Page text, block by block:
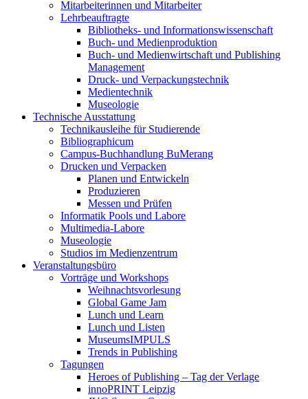
Mitarbeiterinnen und Mitarbeiter
Lehrbeauftragte
Bibliotheks- und Informationswissenschaft
Buch- und Medienproduktion
Buch- und Medienwirtschaft und Publishing
Management
Druck- und Verpackungstechnik
Medientechnik
Museologie
Technische Ausstattung
Technikausleihe für Studierende
Bibliographicum
Campus-Buchhandlung BuMerang
Drucken und Verpacken
Planen und Entwickeln
Produzieren
Messen und Prüfen
Informatik Pools und Labore
Multimedia-Labore
Museologie
Studios im Medienzentrum
Veranstaltungsbüro
Vorträge und Workshops
Weihnachtsvorlesung
Global Game Jam
Lunch und Learn
Lunch und Listen
MuseumsIMPULS
Trends in Publishing
Tagungen
Heroes of Publishing – Tag der Verlage
innoPRINT Leipzig